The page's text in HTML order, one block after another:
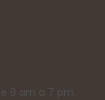
9 am a 7 pm.